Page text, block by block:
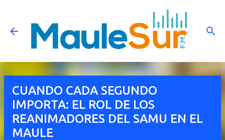
Ir al contenido principal
CUANDO CADA SEGUNDO
IMPORTA: EL ROL DE LOS
REANIMADORES DEL SAMU EN EL
MAULE